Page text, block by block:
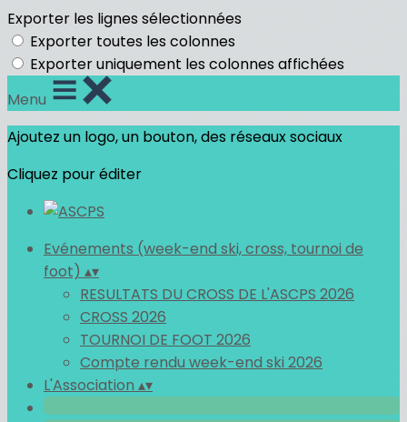
Exporter les lignes sélectionnées
Exporter toutes les colonnes
Exporter uniquement les colonnes affichées
Menu
Ajoutez un logo, un bouton, des réseaux sociaux
Cliquez pour éditer
Evénements (week-end ski, cross, tournoi de
foot) ▴▾
RESULTATS DU CROSS DE L'ASCPS 2026
CROSS 2026
TOURNOI DE FOOT 2026
Compte rendu week-end ski 2026
L'Association ▴▾